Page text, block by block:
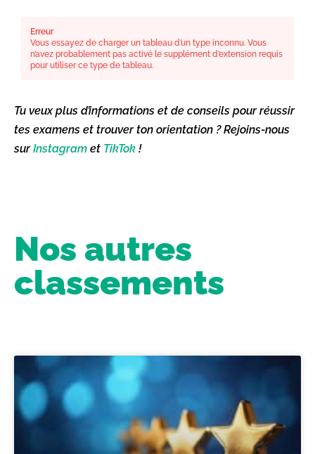
Erreur
Vous essayez de charger un tableau d’un type inconnu. Vous
n’avez probablement pas activé le supplément d’extension requis
pour utiliser ce type de tableau.
Tu veux plus d’informations et de conseils pour réussir
tes examens et trouver ton orientation ? Rejoins-nous
surInstagram et TikTok !
Nos autres
classements